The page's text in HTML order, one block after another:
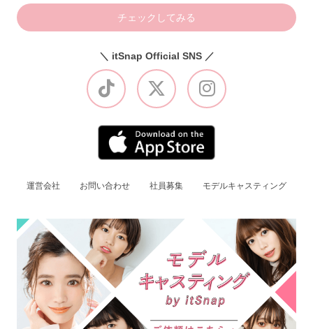
チェックしてみる
＼ itSnap Official SNS ／
運営会社 お問い合わせ 社員募集 モデルキャスティング